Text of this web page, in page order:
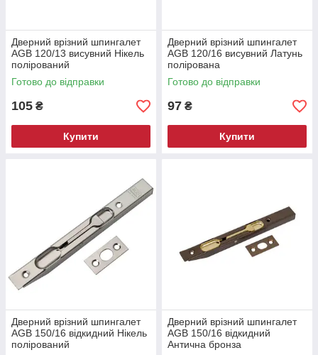
Дверний врізний шпингалет
AGB 120/13 висувний Нікель
полірований
Готово до відправки
105 ₴
Купити
Дверний врізний шпингалет
AGB 120/16 висувний Латунь
полірована
Готово до відправки
97 ₴
Купити
Дверний врізний шпингалет
AGB 150/16 відкидний Нікель
полірований
Дверний врізний шпингалет
AGB 150/16 відкидний
Антична бронза